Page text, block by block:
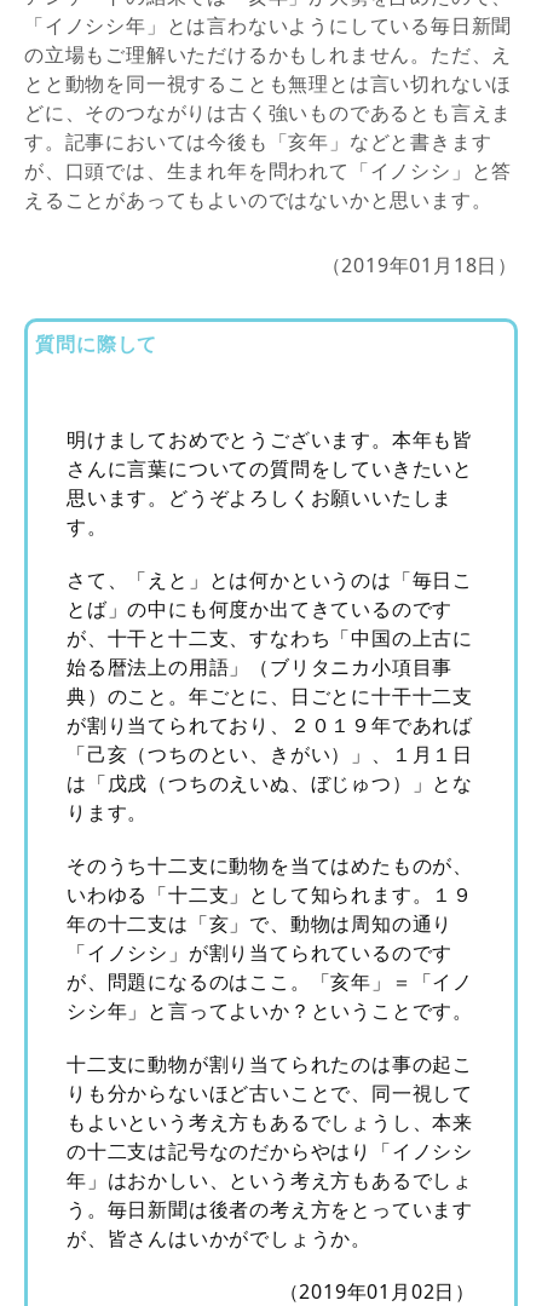
「イノシシ年」とは言わないようにしている毎日新聞
の立場もご理解いただけるかもしれません。ただ、え
とと動物を同一視することも無理とは言い切れないほ
どに、そのつながりは古く強いものであるとも言えま
す。記事においては今後も「亥年」などと書きます
が、口頭では、生まれ年を問われて「イノシシ」と答
えることがあってもよいのではないかと思います。
（2019年01月18日）
質問に際して
明けましておめでとうございます。本年も皆
さんに言葉についての質問をしていきたいと
思います。どうぞよろしくお願いいたしま
す。
さて、「えと」とは何かというのは「毎日こ
とば」の中にも何度か出てきているのです
が、十干と十二支、すなわち「中国の上古に
始る暦法上の用語」（ブリタニカ小項目事
典）のこと。年ごとに、日ごとに十干十二支
が割り当てられており、２０１９年であれば
「己亥（つちのとい、きがい）」、１月１日
は「戊戌（つちのえいぬ、ぼじゅつ）」とな
ります。
そのうち十二支に動物を当てはめたものが、
いわゆる「十二支」として知られます。１９
年の十二支は「亥」で、動物は周知の通り
「イノシシ」が割り当てられているのです
が、問題になるのはここ。「亥年」＝「イノ
シシ年」と言ってよいか？ということです。
十二支に動物が割り当てられたのは事の起こ
りも分からないほど古いことで、同一視して
もよいという考え方もあるでしょうし、本来
の十二支は記号なのだからやはり「イノシシ
年」はおかしい、という考え方もあるでしょ
う。毎日新聞は後者の考え方をとっています
が、皆さんはいかがでしょうか。
（2019年01月02日）